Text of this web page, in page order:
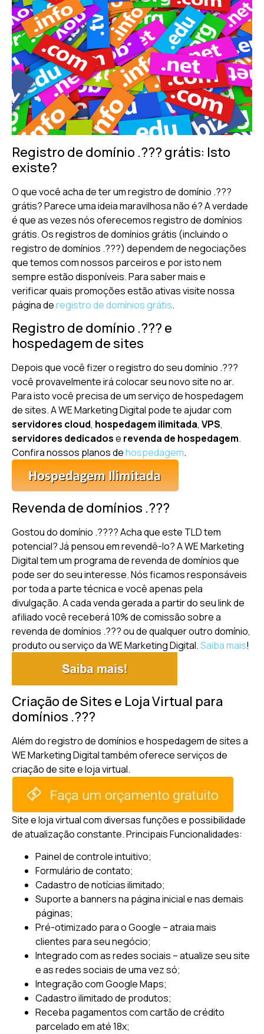
Registro de domínio .??? grátis: Isto
existe?
O que você acha de ter um registro de domínio .???
grátis? Parece uma ideia maravilhosa não é? A verdade
é que as vezes nós oferecemos registro de domínios
grátis. Os registros de domínios grátis (incluindo o
registro de domínios .???) dependem de negociações
que temos com nossos parceiros e por isto nem
sempre estão disponíveis. Para saber mais e
verificar quais promoções estão ativas visite nossa
página deregistro de domínios grátis.
Registro de domínio .??? e
hospedagem de sites
Depois que você fizer o registro do seu domínio .???
você provavelmente irá colocar seu novo site no ar.
Para isto você precisa de um serviço de hospedagem
de sites. A WE Marketing Digital pode te ajudar com
servidores cloud, hospedagem ilimitada, VPS,
servidores dedicadose revenda de hospedagem.
Confira nossos planos dehospedagem.
Revenda de domínios .???
Gostou do domínio .???? Acha que este TLD tem
potencial? Já pensou em revendê-lo? A WE Marketing
Digital tem um programa de revenda de domínios que
pode ser do seu interesse. Nós ficamos responsáveis
por toda a parte técnica e você apenas pela
divulgação. A cada venda gerada a partir do seu link de
afiliado você receberá 10% de comissão sobre a
revenda de domínios .??? ou de qualquer outro domínio,
produto ou serviço da WE Marketing Digital.Saiba mais!
Criação de Sites e Loja Virtual para
domínios .???
Além do registro de domínios e hospedagem de sites a
WE Marketing Digital também oferece serviços de
criação de site e loja virtual.
Site e loja virtual com diversas funções e possibilidade
de atualização constante.Principais Funcionalidades:
Painel de controle intuitivo;
Formulário de contato;
Cadastro de notícias ilimitado;
Suporte a banners na página inicial e nas demais
páginas;
Pré-otimizado para o Google – atraia mais
clientes para seu negócio;
Integrado com as redes sociais – atualize seu site
e as redes sociais de uma vez só;
Integração com Google Maps;
Cadastro ilimitado de produtos;
Receba pagamentos com cartão de crédito
parcelado em até 18x;